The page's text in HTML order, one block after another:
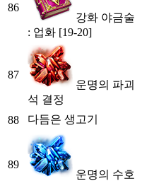
86
강화 야금술
: 업화 [19-20]
87
운명의 파괴
석 결정
88 다듬은 생고기
89
운명의 수호